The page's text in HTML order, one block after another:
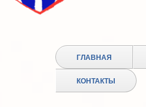
ГЛАВНАЯ
КОНТАКТЫ